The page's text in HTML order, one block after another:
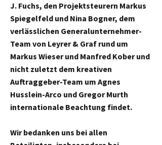
J. Fuchs, den Projektsteurern Markus
Spiegelfeld und Nina Bogner, dem
verlässlichen Generalunternehmer-
Team von Leyrer & Graf rund um
Markus Wieser und Manfred Kober und
nicht zuletzt dem kreativen
Auftraggeber-Team um Agnes
Husslein-Arco und Gregor Murth
internationale Beachtung findet.
Wir bedanken uns bei allen